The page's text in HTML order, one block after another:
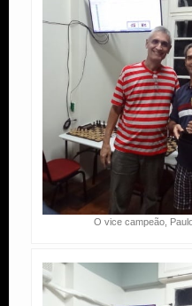
O vice campeão,